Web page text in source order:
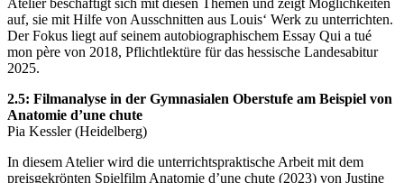
auf, sie mit Hilfe von Ausschnitten aus Louis‘ Werk zu unterrichten.
Der Fokus liegt auf seinem autobiographischem Essay Qui a tué
mon père von 2018, Pflichtlektüre für das hessische Landesabitur
2025.
2.5: Filmanalyse in der Gymnasialen Oberstufe am Beispiel von
Anatomie d’une chute
Pia Kessler (Heidelberg)
In diesem Atelier wird die unterrichtspraktische Arbeit mit dem
preisgekrönten Spielfilm Anatomie d’une chute (2023) von Justine